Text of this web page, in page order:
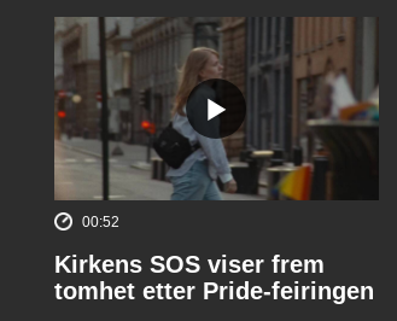
00:52
Kirkens SOS viser frem
tomhet etter Pride-feiringen